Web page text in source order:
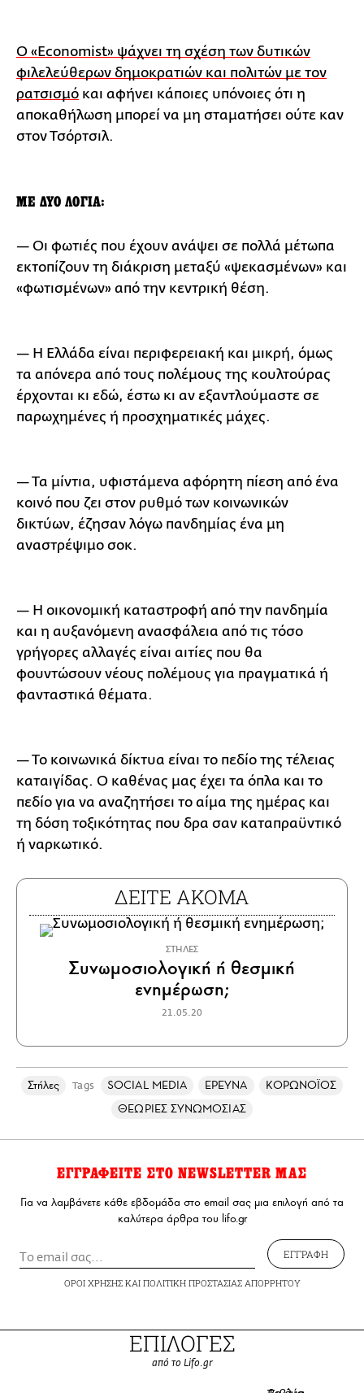
Ο «Economist» ψάχνει τη σχέση των δυτικών
φιλελεύθερων δημοκρατιών και πολιτών με τον
ρατσισμό και αφήνει κάποιες υπόνοιες ότι η
αποκαθήλωση μπορεί να μη σταματήσει ούτε καν
στον Τσόρτσιλ.
ΜΕ ΔΥΟ ΛΟΓΙΑ:
— Οι φωτιές που έχουν ανάψει σε πολλά μέτωπα
εκτοπίζουν τη διάκριση μεταξύ «ψεκασμένων» και
«φωτισμένων» από την κεντρική θέση.
— Η Ελλάδα είναι περιφερειακή και μικρή, όμως
τα απόνερα από τους πολέμους της κουλτούρας
έρχονται κι εδώ, έστω κι αν εξαντλούμαστε σε
παρωχημένες ή προσχηματικές μάχες.
— Τα μίντια, υφιστάμενα αφόρητη πίεση από ένα
κοινό που ζει στον ρυθμό των κοινωνικών
δικτύων, έζησαν λόγω πανδημίας ένα μη
αναστρέψιμο σοκ.
— Η οικονομική καταστροφή από την πανδημία
και η αυξανόμενη ανασφάλεια από τις τόσο
γρήγορες αλλαγές είναι αιτίες που θα
φουντώσουν νέους πολέμους για πραγματικά ή
φανταστικά θέματα.
— Το κοινωνικά δίκτυα είναι το πεδίο της τέλειας
καταιγίδας. Ο καθένας μας έχει τα όπλα και το
πεδίο για να αναζητήσει το αίμα της ημέρας και
τη δόση τοξικότητας που δρα σαν καταπραϋντικό
ή ναρκωτικό.
ΔΕΙΤΕ ΑΚΟΜΑ
ΣΤΗΛΕΣ
Συνωμοσιολογική ή θεσμική
ενημέρωση;
21.05.20
Στήλες Tags SOCIAL MEDIA ΕΡΕΥΝΑ
ΚΟΡΩΝΟΪΟΣ
ΘΕΩΡΙΕΣ ΣΥΝΩΜΟΣΙΑΣ
ΕΓΓΡΑΦΕΙΤΕ ΣΤΟ NEWSLETTER ΜΑΣ
Για να λαμβάνετε κάθε εβδομάδα στο email σας μια επιλογή από τα
καλύτερα άρθρα του lifo.gr
ΕΓΓΡΑΦΗ
ΟΡΟΙ ΧΡΗΣΗΣΚΑΙ ΠΟΛΙΤΙΚΗ ΠΡΟΣΤΑΣΙΑΣ ΑΠΟΡΡΗΤΟΥ
ΕΠΙΛΟΓΕΣ
από το Lifo.gr